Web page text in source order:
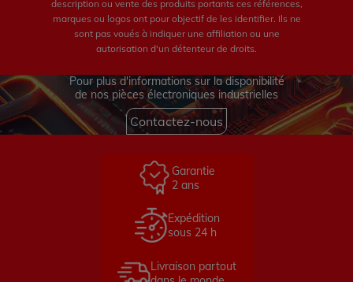
description ou vente des produits portants ces références,
marques ou logos ont pour objectif de les identifier. Ils ne
sont pas voués à indiquer une affiliation ou une
autorisation d'un détenteur de droits.
Pour plus d'informations sur la disponibilité
de nos pièces électroniques industrielles
Contactez-nous
Garantie
2 ans
Expédition
sous 24 h
Livraison partout